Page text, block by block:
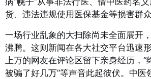
货、违法违规使用医保基金等损害群
一场行业乱象的大扫除尚未全面展开
沸腾。这则新闻在各大社交平台迅速
上万的网友在评论区留下亲身经历，“
被骗了好几万”等声音此起彼伏。中医